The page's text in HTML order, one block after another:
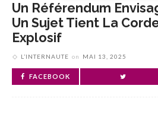
Un Référendum
Un Sujet Tient La
Explosif
L’INTERNAUTE on MAI 13, 2025
FACEBOOK